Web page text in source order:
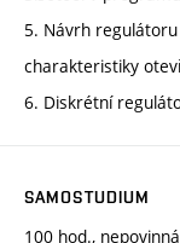
5. Návrh
charakteristiky
6. Diskrétní
SAMOSTUDIUM
100 hod., nepovinná